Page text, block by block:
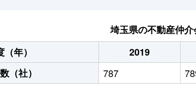
埼玉県の不動産仲介
年）
2019
（社）
787